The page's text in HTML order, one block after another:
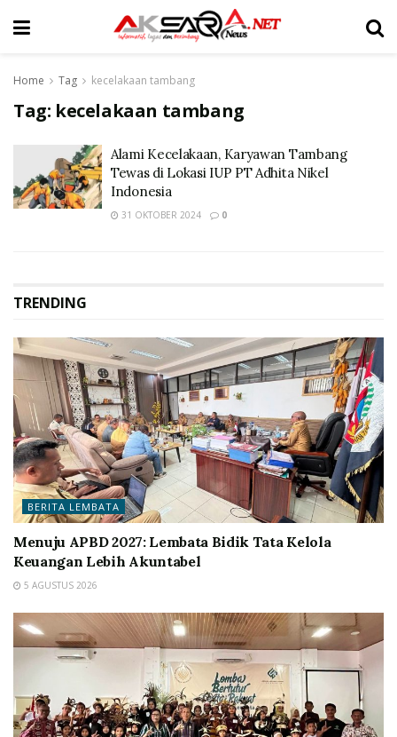
Home Tag kecelakaan tambang
Tag: kecelakaan tambang
Alami Kecelakaan, Karyawan Tambang
Tewas di Lokasi IUP PT Adhita Nikel
Indonesia
31 OKTOBER 2024 0
TRENDING
BERITA LEMBATA
Menuju APBD 2027: Lembata Bidik Tata Kelola
Keuangan Lebih Akuntabel
5 AGUSTUS 2026